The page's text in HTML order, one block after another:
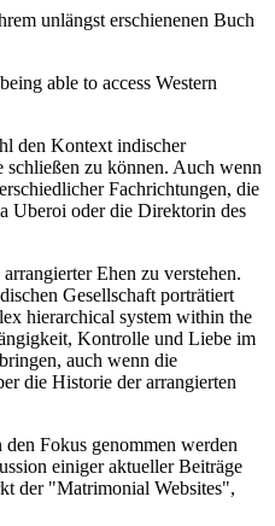
unlängst erschienenen Buch
able to access Western
den Kontext indischer
zu können. Auch wenn
Fachrichtungen, die
Uberoi oder die Direktorin des
Ehen zu verstehen.
Gesellschaft porträtiert
hierarchical system within the
Kontrolle und Liebe im
auch wenn die
die Historie der arrangierten
Fokus genommen werden
einiger aktueller Beiträge
der "Matrimonial Websites",